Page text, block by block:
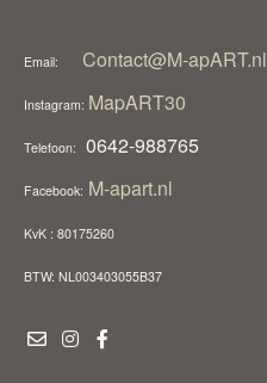
Email: Contact@M-apART.nl
Instagram: MapART30
Telefoon: 0642-988765
Facebook: M-apart.nl
KvK : 80175260
BTW: NL003403055B37